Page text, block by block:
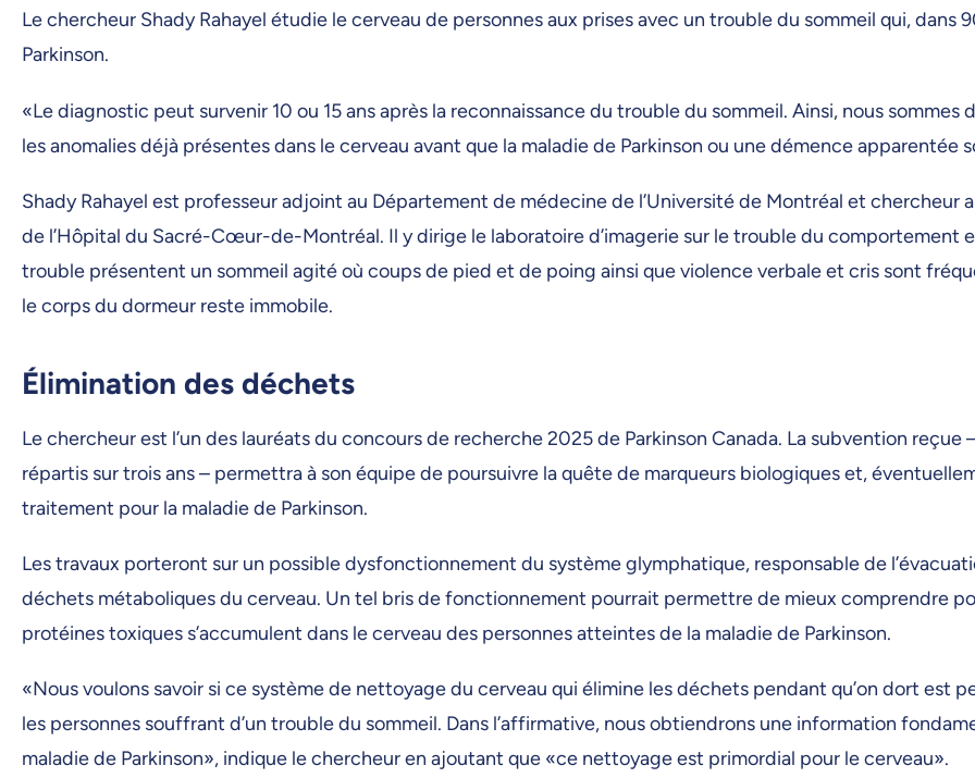
Le chercheur Shady Rahayel étudie le cerveau de personnes aux prises avec un trouble du sommeil qui, dans
Parkinson.
«Le diagnostic peut survenir 10 ou 15 ans après la reconnaissance du trouble du sommeil. Ainsi, nous
les anomalies déjà présentes dans le cerveau avant que la maladie de Parkinson ou une démence
Shady Rahayel est professeur adjoint au Département de médecine de l’Université de Montréal et chercheur
de l’Hôpital du Sacré-Cœur-de-Montréal. Il y dirige le laboratoire d’imagerie sur le trouble du comportement
trouble présentent un sommeil agité où coups de pied et de poing ainsi que violence verbale et cris sont
le corps du dormeur reste immobile.
Élimination des déchets
Le chercheur est l’un des lauréats du concours de recherche 2025 de Parkinson Canada. La subvention reçue
répartis sur trois ans – permettra à son équipe de poursuivre la quête de marqueurs biologiques et,
traitement pour la maladie de Parkinson.
Les travaux porteront sur un possible dysfonctionnement du système glymphatique, responsable de
déchets métaboliques du cerveau. Un tel bris de fonctionnement pourrait permettre de mieux comprendre
protéines toxiques s’accumulent dans le cerveau des personnes atteintes de la maladie de Parkinson.
«Nous voulons savoir si ce système de nettoyage du cerveau qui élimine les déchets pendant qu’on dort est
les personnes souffrant d’un trouble du sommeil. Dans l’affirmative, nous obtiendrons une information
maladie de Parkinson», indique le chercheur en ajoutant que «ce nettoyage est primordial pour le cerveau».